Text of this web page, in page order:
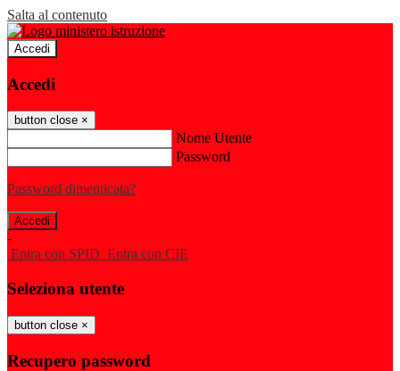
Salta al contenuto
Accedi
Accedi
button close ×
Nome Utente
Password
Password dimenticata?
-
Entra con SPID Entra con CIE
Seleziona utente
button close ×
Recupero password